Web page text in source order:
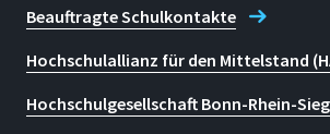
Beauftragte Schulkontakte
Hochschulallianz für den Mittelstand
Hochschulgesellschaft Bonn-Rhein-Sieg